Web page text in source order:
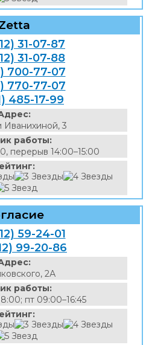
31-07-87
31-07-88
700-77-07
770-77-07
485-17-99
Иванихиной, 3
работы:
перерыв 14:00–15:00
59-24-01
99-20-86
2А
работы:
пт 09:00–16:45